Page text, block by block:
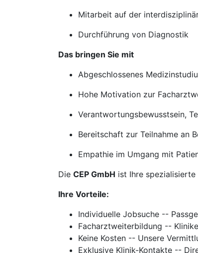
Mitarbeit auf der
Durchführung von Diagnostik
Das bringen Sie mit
Abgeschlossenes
Hohe Motivation zur
Verantwortungsbewusstsein,
Bereitschaft zur Teilnahme an
Empathie im Umgang mit
Die CEP GmbH ist Ihre
Ihre Vorteile:
Individuelle Jobsuche --
Facharztweiterbildung --
Keine Kosten -- Unsere
Exklusive Klinik-Kontakte --